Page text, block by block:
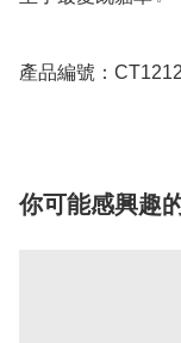
產品編號：
你可能感興趣